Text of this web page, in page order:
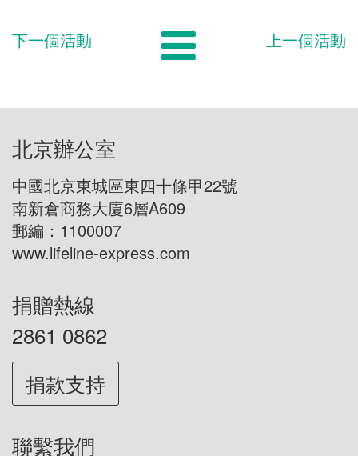
下一個活動 上一個活動
北京辦公室
中國北京東城區東四十條甲22號
南新倉商務大廈6層A609
郵編：1100007
www.lifeline-express.com
捐贈熱線
2861 0862
捐款支持
聯繫我們